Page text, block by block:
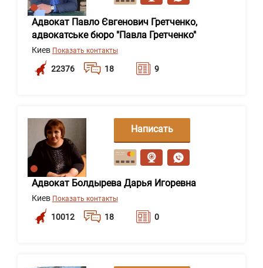
Адвокат Павло Євгенович Гретченко,
адвокатське бюро "Павла Гретченко"
Киев Показать контакты
22376 18 9
Адвокат Болдырева Дарья Игоревна
Киев Показать контакты
10012 18 0
Написать
сообщение